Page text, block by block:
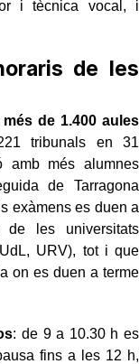
i tècnica vocal, i
de les
més de 1.400 aules
tribunals en 31
amb més alumnes
de Tarragona
exàmens es duen a
de les universitats
URV), tot i que
on es duen a terme
: de 9 a 10.30 h es
fins a les 12 h,